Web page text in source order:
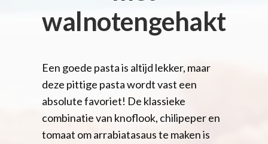
walnotengehakt
Een goede pasta is altijd lekker, maar
deze pittige pasta wordt vast een
absolute favoriet! De klassieke
combinatie van knoflook, chilipeper en
tomaat om arrabiatasaus te maken is